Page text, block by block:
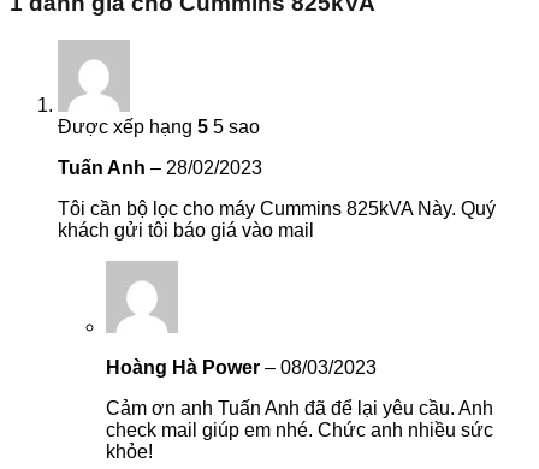
Được xếp hạng 5 5 sao
Tuấn Anh – 28/02/2023
Tôi cần bộ lọc cho máy Cummins 825kVA Này. Quý
khách gửi tôi báo giá vào mail
Hoàng Hà Power – 08/03/2023
Cảm ơn anh Tuấn Anh đã để lại yêu cầu. Anh
check mail giúp em nhé. Chức anh nhiều sức
khỏe!